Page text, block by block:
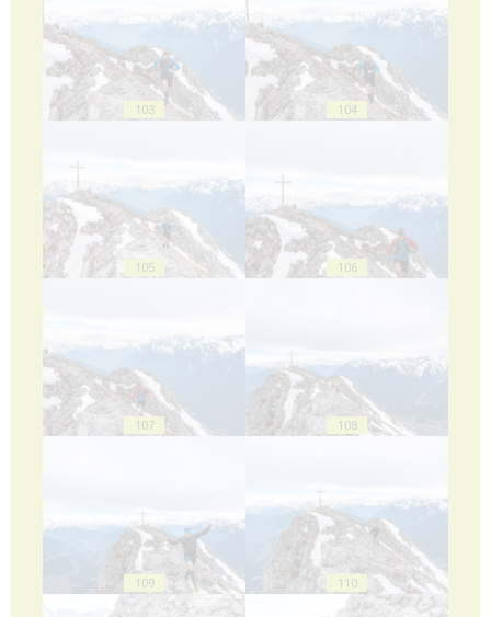
103 104
105 106
107 108
109 110